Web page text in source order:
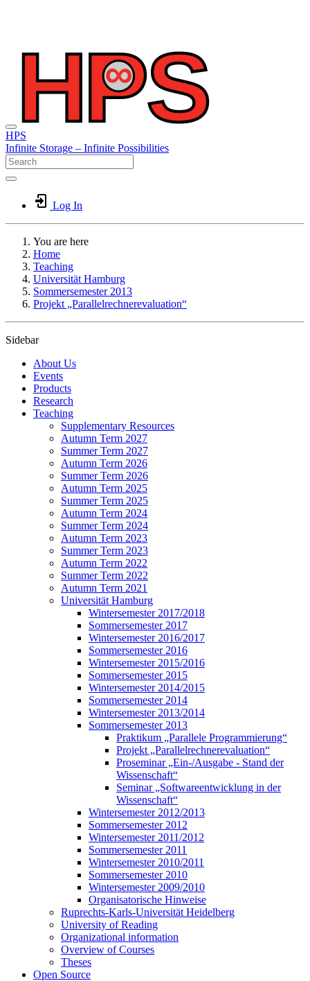
HPS
Infinite Storage – Infinite Possibilities
Log In
You are here
Home
Teaching
Universität Hamburg
Sommersemester 2013
Projekt „Parallelrechnerevaluation“
Sidebar
About Us
Events
Products
Research
Teaching
Supplementary Resources
Autumn Term 2027
Summer Term 2027
Autumn Term 2026
Summer Term 2026
Autumn Term 2025
Summer Term 2025
Autumn Term 2024
Summer Term 2024
Autumn Term 2023
Summer Term 2023
Autumn Term 2022
Summer Term 2022
Autumn Term 2021
Universität Hamburg
Wintersemester 2017/2018
Sommersemester 2017
Wintersemester 2016/2017
Sommersemester 2016
Wintersemester 2015/2016
Sommersemester 2015
Wintersemester 2014/2015
Sommersemester 2014
Wintersemester 2013/2014
Sommersemester 2013
Praktikum „Parallele Programmierung“
Projekt „Parallelrechnerevaluation“
Proseminar „Ein-/Ausgabe - Stand der
Wissenschaft“
Seminar „Softwareentwicklung in der
Wissenschaft“
Wintersemester 2012/2013
Sommersemester 2012
Wintersemester 2011/2012
Sommersemester 2011
Wintersemester 2010/2011
Sommersemester 2010
Wintersemester 2009/2010
Organisatorische Hinweise
Ruprechts-Karls-Universität Heidelberg
University of Reading
Organizational information
Overview of Courses
Theses
Open Source